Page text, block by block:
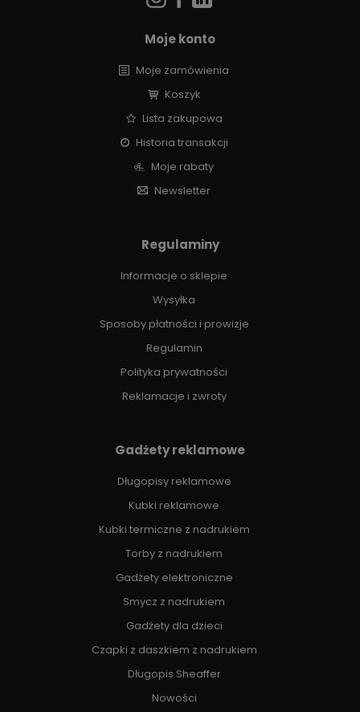
Moje konto
Moje zamówienia
Koszyk
Lista zakupowa
Historia transakcji
Moje rabaty
Newsletter
Regulaminy
Informacje o sklepie
Wysyłka
Sposoby płatności i prowizje
Regulamin
Polityka prywatności
Reklamacje i zwroty
Gadżety reklamowe
Długopisy reklamowe
Kubki reklamowe
Kubki termiczne z nadrukiem
Torby z nadrukiem
Gadżety elektroniczne
Smycz z nadrukiem
Gadżety dla dzieci
Czapki z daszkiem z nadrukiem
Długopis Sheaffer
Nowości